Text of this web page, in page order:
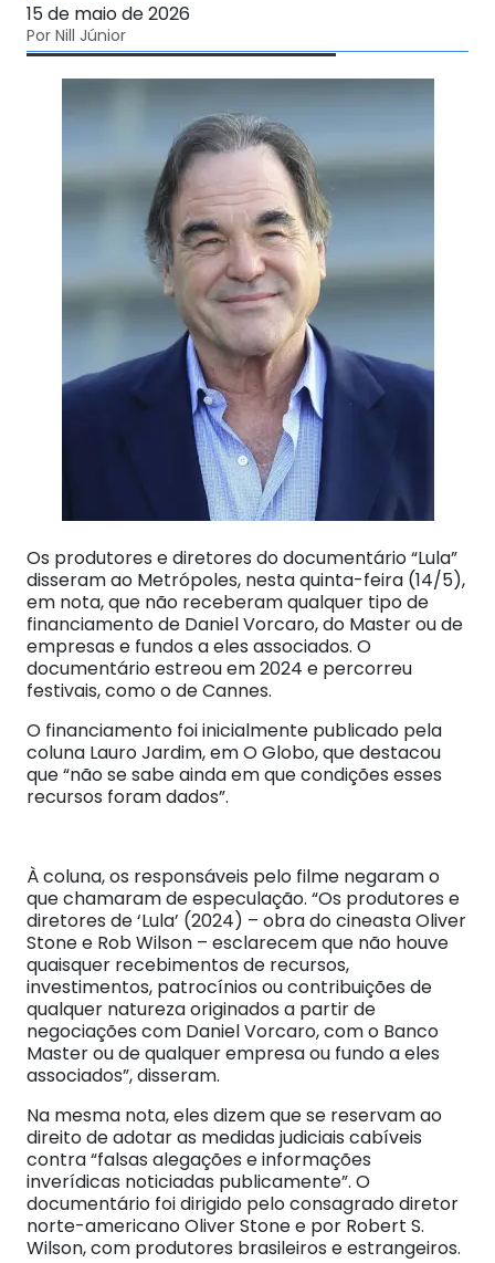
15 de maio de 2026
Por Nill Júnior
Os produtores e diretores do documentário “Lula”
disseram ao Metrópoles, nesta quinta-feira (14/5),
em nota, que não receberam qualquer tipo de
financiamento de Daniel Vorcaro, do Master ou de
empresas e fundos a eles associados. O
documentário estreou em 2024 e percorreu
festivais, como o de Cannes.
O financiamento foi inicialmente publicado pela
coluna Lauro Jardim, em O Globo, que destacou
que “não se sabe ainda em que condições esses
recursos foram dados”.
À coluna, os responsáveis pelo filme negaram o
que chamaram de especulação. “Os produtores e
diretores de ‘Lula’ (2024) – obra do cineasta Oliver
Stone e Rob Wilson – esclarecem que não houve
quaisquer recebimentos de recursos,
investimentos, patrocínios ou contribuições de
qualquer natureza originados a partir de
negociações com Daniel Vorcaro, com o Banco
Master ou de qualquer empresa ou fundo a eles
associados”, disseram.
Na mesma nota, eles dizem que se reservam ao
direito de adotar as medidas judiciais cabíveis
contra “falsas alegações e informações
inverídicas noticiadas publicamente”. O
documentário foi dirigido pelo consagrado diretor
norte-americano Oliver Stone e por Robert S.
Wilson, com produtores brasileiros e estrangeiros.